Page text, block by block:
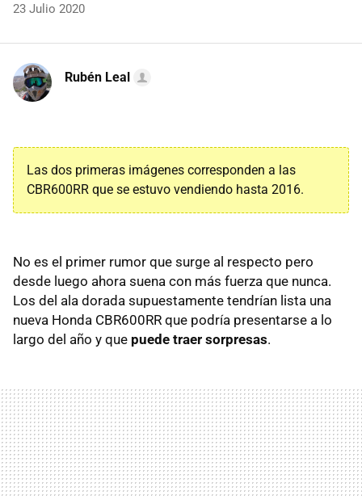
23 Julio 2020
Rubén Leal
Las dos primeras imágenes corresponden a las
CBR600RR que se estuvo vendiendo hasta 2016.
No es el primer rumor que surge al respecto pero
desde luego ahora suena con más fuerza que nunca.
Los del ala dorada supuestamente tendrían lista una
nueva Honda CBR600RR que podría presentarse a lo
largo del año y que puede traer sorpresas.